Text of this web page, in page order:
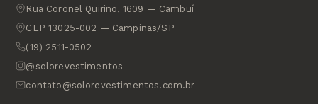
Rua Coronel Quirino, 1609 — Cambuí
CEP 13025-002 — Campinas/SP
(19) 2511-0502
@solorevestimentos
contato@solorevestimentos.com.br